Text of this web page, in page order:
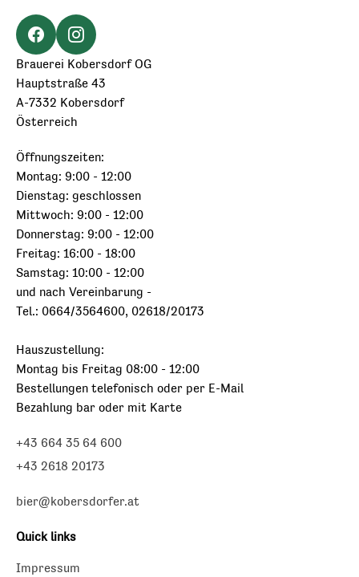
Brauerei Kobersdorf OG
Hauptstraße 43
A-7332 Kobersdorf
Österreich
Öffnungszeiten:
Montag: 9:00 - 12:00
Dienstag: geschlossen
Mittwoch: 9:00 - 12:00
Donnerstag: 9:00 - 12:00
Freitag: 16:00 - 18:00
Samstag: 10:00 - 12:00
und nach Vereinbarung -
Tel.: 0664/3564600, 02618/20173
Hauszustellung:
Montag bis Freitag 08:00 - 12:00
Bestellungen telefonisch oder per E-Mail
Bezahlung bar oder mit Karte
+43 664 35 64 600
+43 2618 20173
bier@kobersdorfer.at
Quick links
Impressum